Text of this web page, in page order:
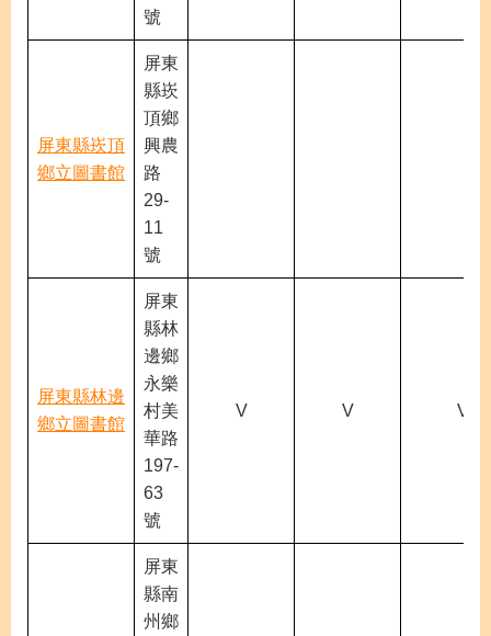
號
屏東縣崁頂
鄉立圖書館
屏東
縣崁
頂鄉
興農
路
29-
11
號
屏東縣林邊
鄉立圖書館
屏東
縣林
邊鄉
永樂
村美
華路
197-
63
號
V V V
屏東
縣南
州鄉